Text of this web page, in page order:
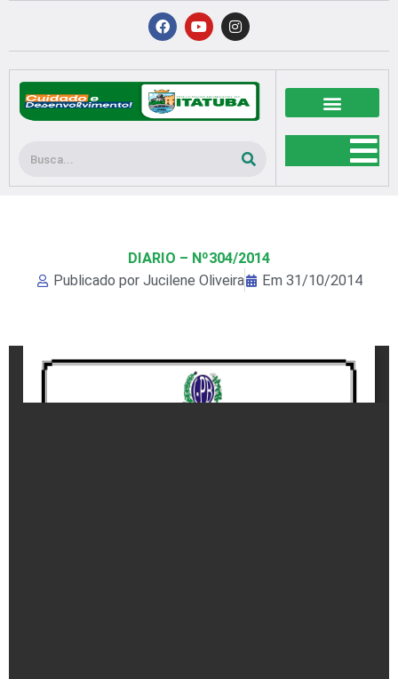
conteúdo
F
a
c
b
o
o
k
Y
o
u
u
b
e
I
n
s
a
g
r
a
Pesquisar
DIARIO – Nº304/2014
Publicado por Jucilene Oliveira Em 31/10/2014